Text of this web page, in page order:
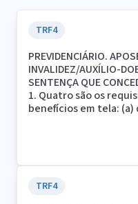
TRF4
PREVIDENCIÁRIO.
INVALIDEZ/AUXÍLIO-
SENTENÇA QUE
1. Quatro são os
benefícios em tela:
contribuições
moléstia
caráter temporário
definitivo (no caso
TRF4